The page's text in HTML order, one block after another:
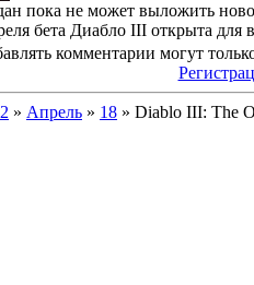
пока не может выложить
бета Диабло III открыта для
комментарии могут
» Апрель » 18 » Diablo III: The